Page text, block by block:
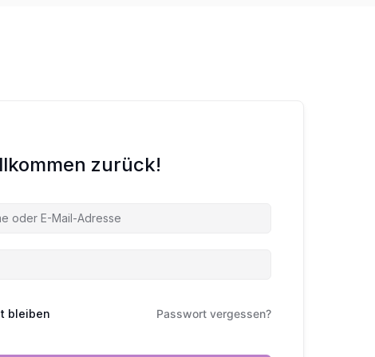
zurück!
bleiben Passwort vergessen?